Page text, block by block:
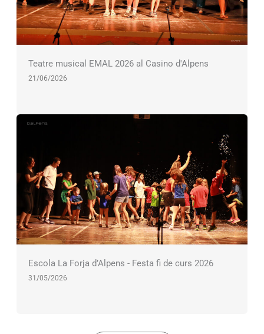
Teatre musical EMAL 2026 al Casino d'Alpens
21/06/2026
Escola La Forja d’Alpens - Festa fi de curs 2026
31/05/2026